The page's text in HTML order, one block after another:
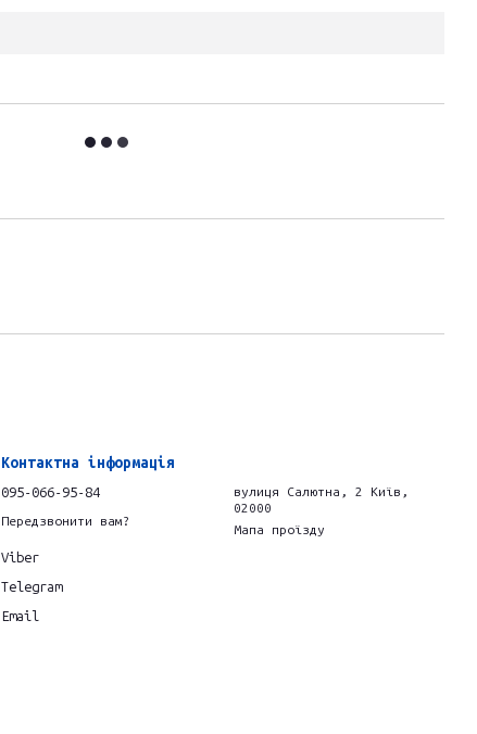
Контактна інформація
095-066-95-84
Передзвонити вам?
Viber
Telegram
Email
вулиця Салютна, 2 Київ,
02000
Мапа проїзду